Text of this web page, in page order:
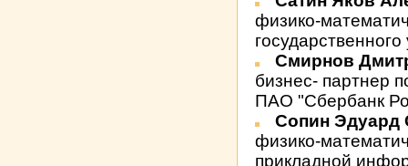
физико-
Смирнов
бизнес- партнер
ПАО "Сбербанк
Сопин Эдуард
физико-
прикладной